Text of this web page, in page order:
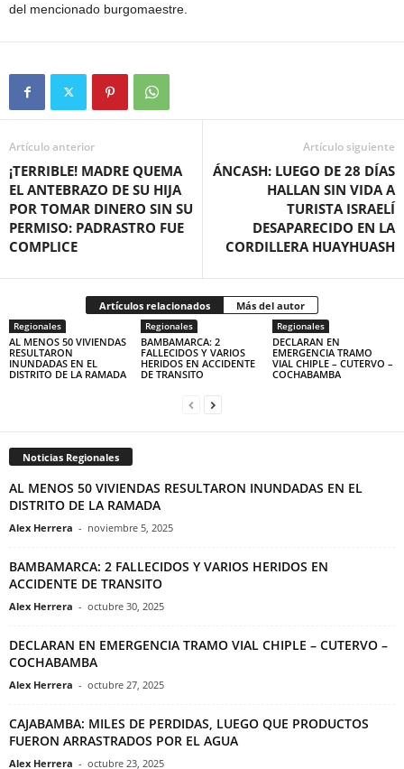
del mencionado burgomaestre.
Artículo anterior
¡TERRIBLE! MADRE QUEMA
EL ANTEBRAZO DE SU HIJA
POR TOMAR DINERO SIN SU
PERMISO: PADRASTRO FUE
COMPLICE
Artículo siguiente
ÁNCASH: LUEGO DE 28 DÍAS
HALLAN SIN VIDA A
TURISTA ISRAELÍ
DESAPARECIDO EN LA
CORDILLERA HUAYHUASH
Artículos relacionados Más del autor
Regionales
AL MENOS 50 VIVIENDAS
RESULTARON
INUNDADAS EN EL
DISTRITO DE LA RAMADA
Regionales
BAMBAMARCA: 2
FALLECIDOS Y VARIOS
HERIDOS EN ACCIDENTE
DE TRANSITO
Regionales
DECLARAN EN
EMERGENCIA TRAMO
VIAL CHIPLE – CUTERVO –
COCHABAMBA
Noticias Regionales
AL MENOS 50 VIVIENDAS RESULTARON INUNDADAS EN EL
DISTRITO DE LA RAMADA
Alex Herrera - noviembre 5, 2025
BAMBAMARCA: 2 FALLECIDOS Y VARIOS HERIDOS EN
ACCIDENTE DE TRANSITO
Alex Herrera - octubre 30, 2025
DECLARAN EN EMERGENCIA TRAMO VIAL CHIPLE – CUTERVO –
COCHABAMBA
Alex Herrera - octubre 27, 2025
CAJABAMBA: MILES DE PERDIDAS, LUEGO QUE PRODUCTOS
FUERON ARRASTRADOS POR EL AGUA
Alex Herrera - octubre 23, 2025